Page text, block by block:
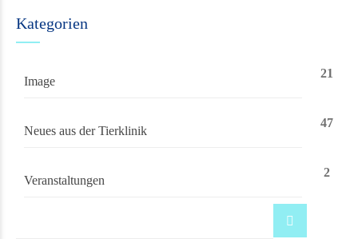
Kategorien
Image
21
Neues aus der Tierklinik
47
Veranstaltungen
2